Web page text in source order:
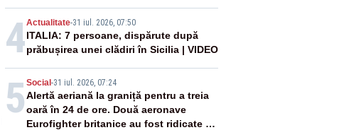
rachetă rusească
4Actualitate-31 iul. 2026, 07:50
ITALIA: 7 persoane, dispărute după
prăbușirea unei clădiri în Sicilia | VIDEO
5 Social -31 iul. 2026, 07:24
Alertă aeriană la graniță pentru a treia
oară în 24 de ore. Două aeronave
Eurofighter britanice au fost ridicate de